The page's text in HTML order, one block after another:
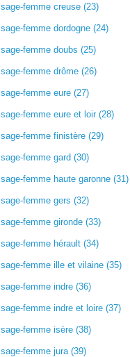
sage-femme creuse (23)
sage-femme dordogne (24)
sage-femme doubs (25)
sage-femme drôme (26)
sage-femme eure (27)
sage-femme eure et loir (28)
sage-femme finistère (29)
sage-femme gard (30)
sage-femme haute garonne (31)
sage-femme gers (32)
sage-femme gironde (33)
sage-femme hérault (34)
sage-femme ille et vilaine (35)
sage-femme indre (36)
sage-femme indre et loire (37)
sage-femme isère (38)
sage-femme jura (39)